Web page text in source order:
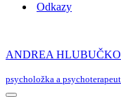
Odkazy
ANDREA
psycholožka a